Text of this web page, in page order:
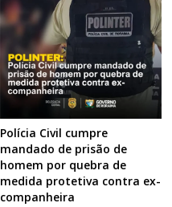
Polícia Civil cumpre
mandado de prisão de
homem por quebra de
medida protetiva contra ex-
companheira